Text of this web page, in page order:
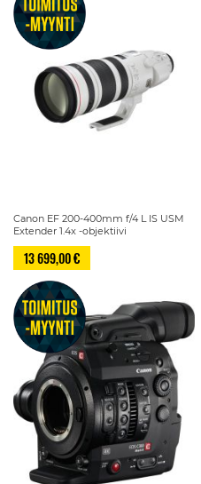
Canon EF 200-400mm f/4 L IS USM
Extender 1.4x -objektiivi
13 699,00 €